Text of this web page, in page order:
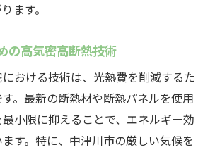
ます。
の高気密高断熱技術
おける技術は、光熱費を削減するた
。最新の断熱材や断熱パネルを使用
小限に抑えることで、エネルギー効
す。特に、中津川市の厳しい気候を